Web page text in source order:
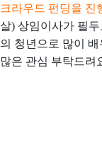
크라우드 펀딩을 진
살) 상임이사가 필
의 청년으로 많이
많은 관심 부탁드려